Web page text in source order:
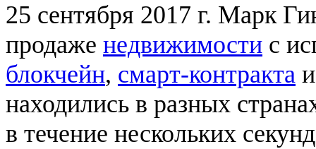
25 сентября 2017 г. Марк
продаже недвижимости с
блокчейн, смарт-контракта
находились в разных
в течение нескольких